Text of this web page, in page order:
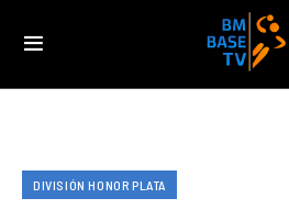
DIVISIÓN HONOR PLATA